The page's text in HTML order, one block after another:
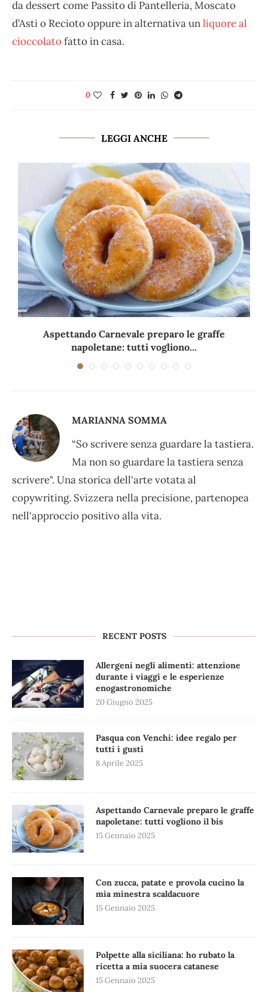
da dessert come Passito di Pantelleria, Moscato
d’Asti o Recioto oppure in alternativa unliquore al
cioccolatofatto in casa.
0
LEGGI ANCHE
Aspettando Carnevale preparo le graffe
napoletane: tutti vogliono...
MARIANNA SOMMA
“So scrivere senza guardare la tastiera.
Ma non so guardare la tastiera senza
scrivere". Una storica dell'arte votata al
copywriting. Svizzera nella precisione, partenopea
nell'approccio positivo alla vita.
RECENT POSTS
Allergeni negli alimenti: attenzione
durante i viaggi e le esperienze
enogastronomiche
20 Giugno 2025
Pasqua con Venchi: idee regalo per
tutti i gusti
8 Aprile 2025
Aspettando Carnevale preparo le graffe
napoletane: tutti vogliono il bis
15 Gennaio 2025
Con zucca, patate e provola cucino la
mia minestra scaldacuore
15 Gennaio 2025
Polpette alla siciliana: ho rubato la
ricetta a mia suocera catanese
15 Gennaio 2025